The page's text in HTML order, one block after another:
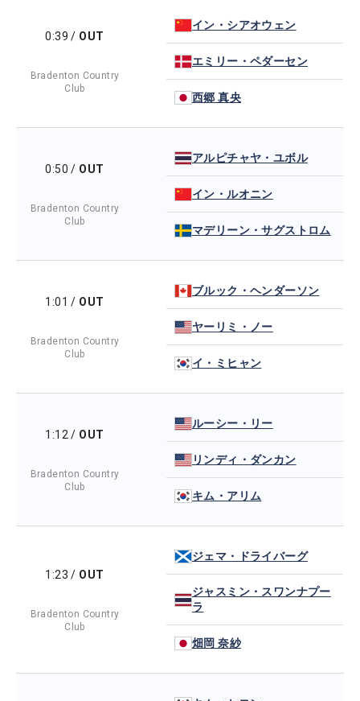
0:39 / OUT
Bradenton Country
Club
イン・シアオウェン
エミリー・ペダーセン
西郷 真央
0:50 / OUT
Bradenton Country
Club
アルピチャヤ・ユボル
イン・ルオニン
マデリーン・サグストロム
1:01 / OUT
Bradenton Country
Club
ブルック・ヘンダーソン
ヤーリミ・ノー
イ・ミヒャン
1:12/ OUT
Bradenton Country
Club
ルーシー・リー
リンディ・ダンカン
キム・アリム
1:23 / OUT
Bradenton Country
Club
ジェマ・ドライバーグ
ジャスミン・スワンナプー
ラ
畑岡 奈紗